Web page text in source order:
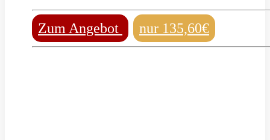
Zum Angebot nur 135,60€